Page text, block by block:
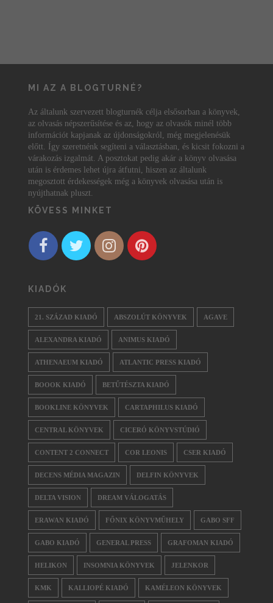
MI AZ A BLOGTURNÉ?
Az általunk szervezett blogturnék célja elsősorban a könyvek,
az olvasás népszerűsítése és az, hogy az olvasók minél több
információt kapjanak az újdonságokról, még megjelenésük
előtt. Így szeretnénk segíteni a választásban, és kicsit fokozni a
várakozás izgalmát. A posztokat pedig akár a könyv olvasása
után is érdemes lehet újra átfutni, hiszen az általunk
megosztott érdekességek még a könyvek olvasása után is
nyújthatnak pluszt.
KÖVESS MINKET
KIADÓK
21. SZÁZAD KIADÓ ABSZOLÚT KÖNYVEK AGAVE
ALEXANDRA KIADÓ ANIMUS KIADÓ
ATHENAEUM KIADÓ ATLANTIC PRESS KIADÓ
BOOOK KIADÓ BETŰTÉSZTA KIADÓ
BOOKLINE KÖNYVEK CARTAPHILUS KIADÓ
CENTRAL KÖNYVEK CICERÓ KÖNYVSTÚDIÓ
CONTENT 2 CONNECT COR LEONIS CSER KIADÓ
DECENS MÉDIA MAGAZIN DELFIN KÖNYVEK
DELTA VISION DREAM VÁLOGATÁS
ERAWAN KIADÓ FŐNIX KÖNYVMŰHELY GABO SFF
GABO KIADÓ GENERAL PRESS GRAFOMAN KIADÓ
HELIKON INSOMNIA KÖNYVEK JELENKOR
KMK KALLIOPÉ KIADÓ KAMÉLEON KÖNYVEK